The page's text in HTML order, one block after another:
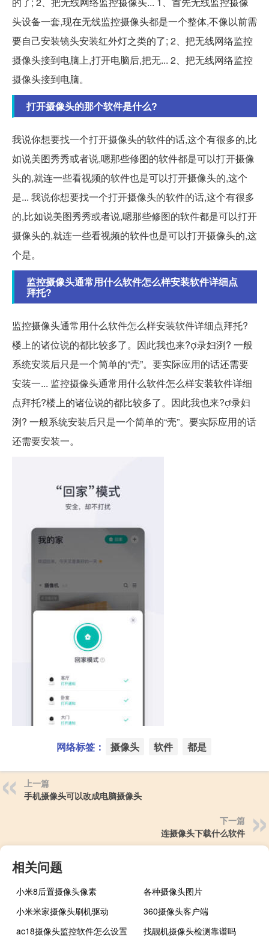
头设备一套,现在无线监控摄像头都是一个整体,不像以前需
要自己安装镜头安装红外灯之类的了; 2、把无线网络监控
摄像头接到电脑上,打开电脑后,把无... 2、把无线网络监控
摄像头接到电脑。
打开摄像头的那个软件是什么?
我说你想要找一个打开摄像头的软件的话,这个有很多的,比
如说美图秀秀或者说,嗯那些修图的软件都是可以打开摄像
头的,就连一些看视频的软件也是可以打开摄像头的,这个
是... 我说你想要找一个打开摄像头的软件的话,这个有很多
的,比如说美图秀秀或者说,嗯那些修图的软件都是可以打开
摄像头的,就连一些看视频的软件也是可以打开摄像头的,这
个是。
监控摄像头通常用什么软件怎么样安装软件详细点
拜托?
监控摄像头通常用什么软件怎么样安装软件详细点拜托?
楼上的诸位说的都比较多了。因此我也来?录妇洌? 一般
系统安装后只是一个简单的“壳”。要实际应用的话还需要
安装一... 监控摄像头通常用什么软件怎么样安装软件详细
点拜托?楼上的诸位说的都比较多了。因此我也来?录妇
洌? 一般系统安装后只是一个简单的“壳”。要实际应用的话
还需要安装一。
网络标签： 摄像头 软件 都是
上一篇
手机摄像头可以改成电脑摄像头
下一篇
连摄像头下载什么软件
相关问题
小米8后置摄像头像素
各种摄像头图片
小米米家摄像头刷机驱动
360摄像头客户端
ac18摄像头监控软件怎么设置
找靓机摄像头检测靠谱吗